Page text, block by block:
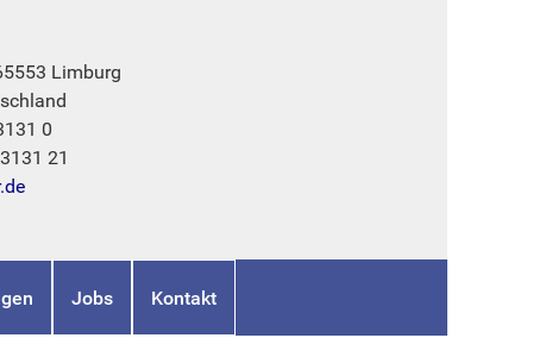
Limburg
0
21
Jobs Kontakt